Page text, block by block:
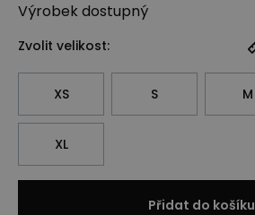
Výrobek dostupný
Zvolit velikost:
XS S M
XL
Přidat do košíku